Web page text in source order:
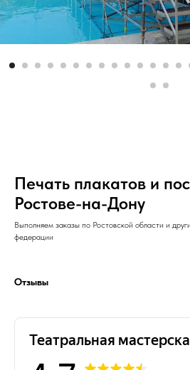
Печать плакатов и
Ростове-на-Дону
Выполняем заказы по Ростовской области и
федерации
Отзывы